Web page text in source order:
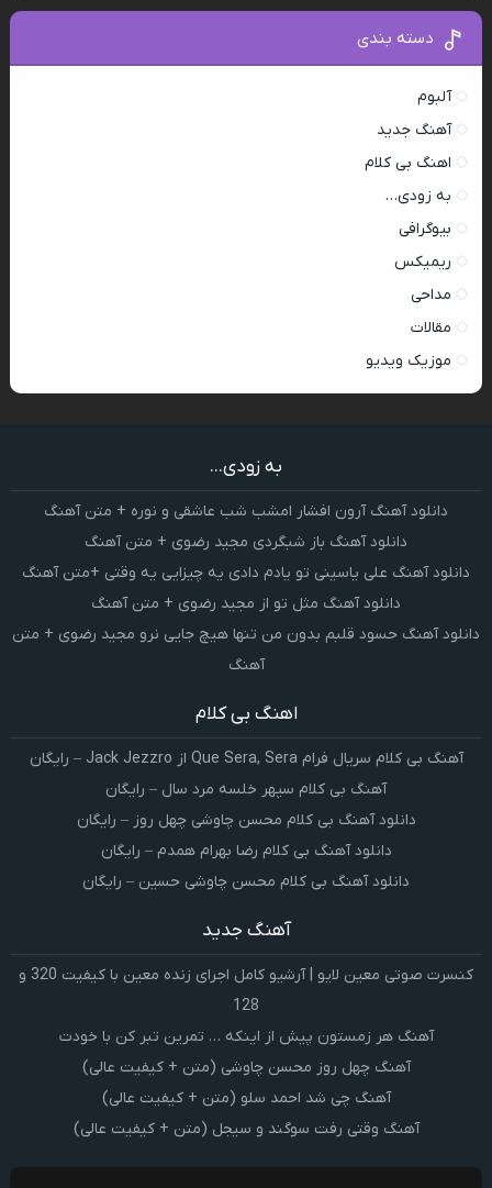
دسته بندی
آلبوم
آهنگ جدید
اهنگ بی کلام
به زودی…
بیوگرافی
ریمیکس
مداحی
مقالات
موزیک ویدیو
به زودی...
دانلود آهنگ آرون افشار امشب شب عاشقی و نوره + متن آهنگ
دانلود آهنگ باز شبگردی مجید رضوی + متن آهنگ
دانلود آهنگ علی یاسینی تو یادم دادی یه چیزایی یه وقتی +متن آهنگ
دانلود آهنگ مثل تو از مجید رضوی + متن آهنگ
دانلود آهنگ حسود قلبم بدون من تنها هیچ جایی نرو مجید رضوی + متن
آهنگ
اهنگ بی کلام
آهنگ بی کلام سریال فرام Que Sera, Sera از Jack Jezzro – رایگان
آهنگ بی کلام سپهر خلسه مرد سال – رایگان
دانلود آهنگ بی کلام محسن چاوشی چهل روز – رایگان
دانلود آهنگ بی کلام رضا بهرام همدم – رایگان
دانلود آهنگ بی کلام محسن چاوشی حسین – رایگان
آهنگ جدید
کنسرت صوتی معین لایو | آرشیو کامل اجرای زنده معین با کیفیت 320 و
128
آهنگ هر زمستون پیش از اینکه … تمرین تبر کن با خودت
آهنگ چهل روز محسن چاوشی (متن + کیفیت عالی)
آهنگ چی شد احمد سلو (متن + کیفیت عالی)
آهنگ وقتی رفت سوگند و سیجل (متن + کیفیت عالی)